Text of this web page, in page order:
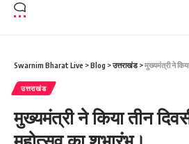
Swarnim Bharat Live >Blog >उत्तराखंड>मुख्यमंत्री ने किया
उत्तराखंड
मुख्यमंत्री ने किया तीन